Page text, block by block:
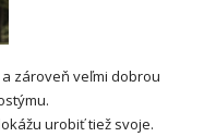
zároveň veľmi dobrou
urobiť tiež svoje.